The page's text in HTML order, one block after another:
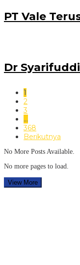
PT Vale
Dr
1
2
3
…
368
Berikutnya
No More Posts Available.
No more pages to load.
View More